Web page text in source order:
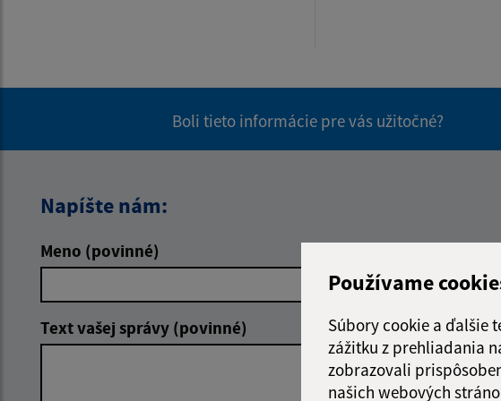
Používame
Súbory cookie a ďalšie
zážitku z prehliadania
zobrazovali
našich webových
Boli tieto informácie pre vás užitočné?
Napíšte nám:
Meno (povinné)
Text vašej správy (povinné)